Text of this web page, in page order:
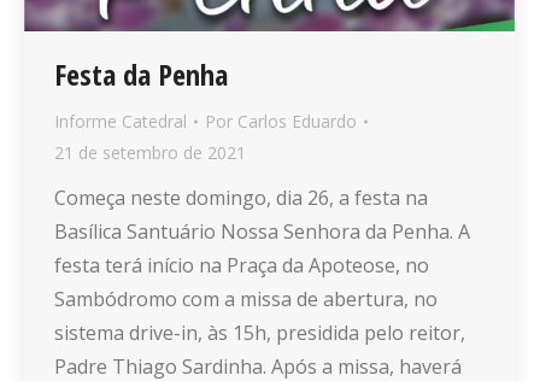
Festa da Penha
Informe Catedral Por Carlos Eduardo
21 de setembro de 2021
Começa neste domingo, dia 26, a festa na
Basílica Santuário Nossa Senhora da Penha. A
festa terá início na Praça da Apoteose, no
Sambódromo com a missa de abertura, no
sistema drive-in, às 15h, presidida pelo reitor,
Padre Thiago Sardinha. Após a missa, haverá